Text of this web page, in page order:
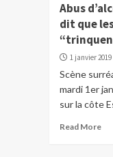
Abus
dit que
1 janvier 2019
Scène
mardi 1er
sur la côte
Read More